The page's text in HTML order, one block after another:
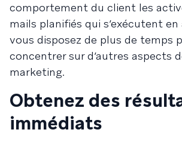
comportement du client les
mails planifiés qui s’exécutent
vous disposez de plus de temps
concentrer sur d’autres aspects
marketing.
Obtenez des
immédiats